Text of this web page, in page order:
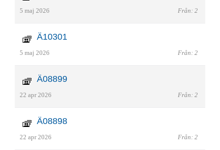
5 maj 2026 Från: 2
Ä10301
5 maj 2026 Från: 2
Ä08899
22 apr 2026 Från: 2
Ä08898
22 apr 2026 Från: 2